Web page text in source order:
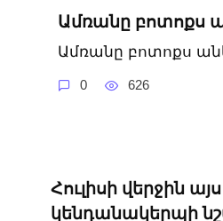
Ամռանը բոտոքս
Ամռանը բոտոքս
0 626
Հուլիսի վերջին
կենդանակերպի